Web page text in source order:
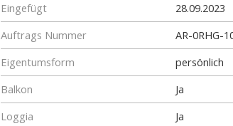
Eingefügt
28.09.2023
Auftrags Nummer
AR-0RHG-
Eigentumsform
persönlich
Balkon
Ja
Loggia
Ja